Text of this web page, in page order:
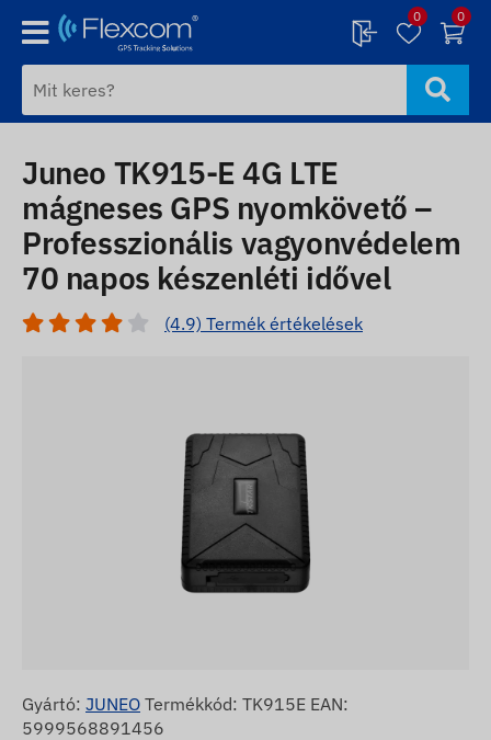
0 0
Juneo TK915-E 4G LTE
mágneses GPS nyomkövető –
Professzionális vagyonvédelem
70 napos készenléti idővel
(4.9) Termék értékelések
Gyártó: JUNEO Termékkód: TK915E EAN:
5999568891456